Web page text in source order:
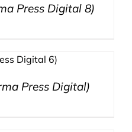
Press Digital 8)
Press Digital)